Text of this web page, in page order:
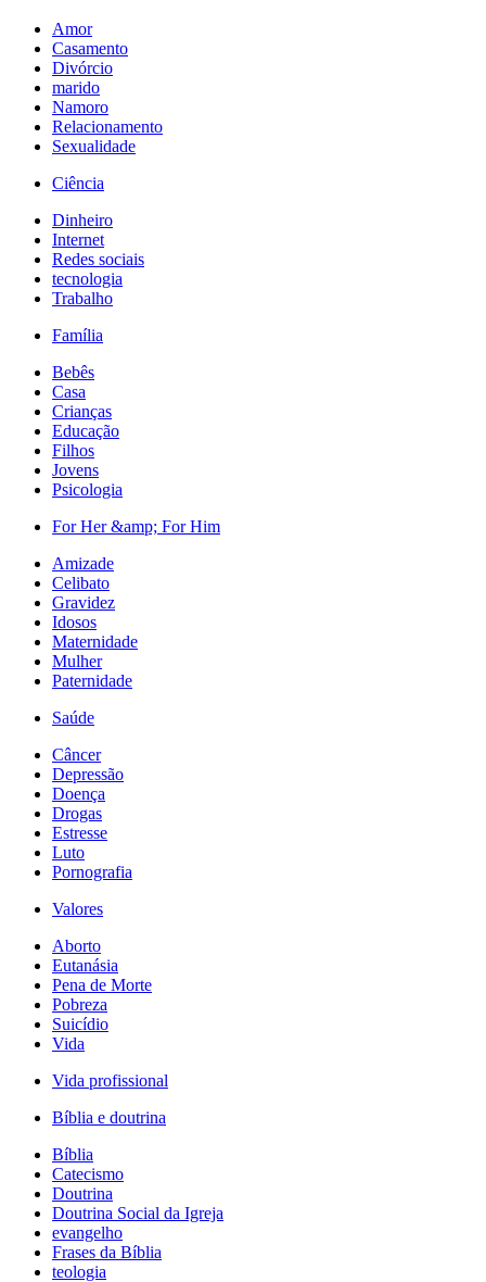
Amor
Casamento
Divórcio
marido
Namoro
Relacionamento
Sexualidade
Ciência
Dinheiro
Internet
Redes sociais
tecnologia
Trabalho
Família
Bebês
Casa
Crianças
Educação
Filhos
Jovens
Psicologia
For Her &amp; For Him
Amizade
Celibato
Gravidez
Idosos
Maternidade
Mulher
Paternidade
Saúde
Câncer
Depressão
Doença
Drogas
Estresse
Luto
Pornografia
Valores
Aborto
Eutanásia
Pena de Morte
Pobreza
Suicídio
Vida
Vida profissional
Bíblia e doutrina
Bíblia
Catecismo
Doutrina
Doutrina Social da Igreja
evangelho
Frases da Bíblia
teologia